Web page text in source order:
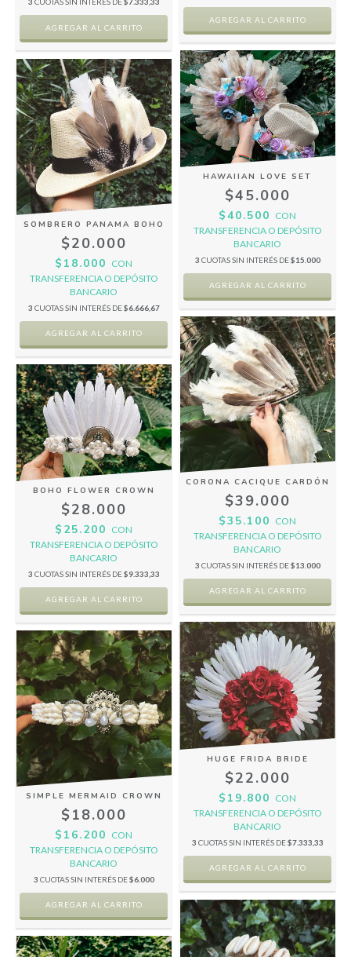
3 CUOTAS SIN INTERÉS DE$7.333,33
SOMBRERO PANAMA BOHO
$20.000
$18.000 CON
TRANSFERENCIA O DEPÓSITO
BANCARIO
3 CUOTAS SIN INTERÉS DE$6.666,67
HAWAIIAN LOVE SET
$45.000
$40.500 CON
TRANSFERENCIA O DEPÓSITO
BANCARIO
3 CUOTAS SIN INTERÉS DE$15.000
BOHO FLOWER CROWN
$28.000
$25.200 CON
TRANSFERENCIA O DEPÓSITO
BANCARIO
3 CUOTAS SIN INTERÉS DE$9.333,33
CORONA CACIQUE CARDÓN
$39.000
$35.100 CON
TRANSFERENCIA O DEPÓSITO
BANCARIO
3 CUOTAS SIN INTERÉS DE$13.000
SIMPLE MERMAID CROWN
$18.000
$16.200 CON
TRANSFERENCIA O DEPÓSITO
BANCARIO
3 CUOTAS SIN INTERÉS DE$6.000
HUGE FRIDA BRIDE
$22.000
$19.800 CON
TRANSFERENCIA O DEPÓSITO
BANCARIO
3 CUOTAS SIN INTERÉS DE$7.333,33